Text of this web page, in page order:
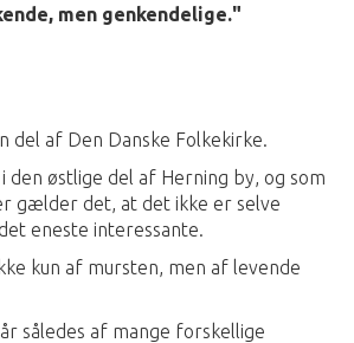
men genkendelige."
del af Den Danske Folkekirke.
den østlige del af Herning by, og som
gælder det, at det ikke er selve
eneste interessante.
kun af mursten, men af levende
således af mange forskellige